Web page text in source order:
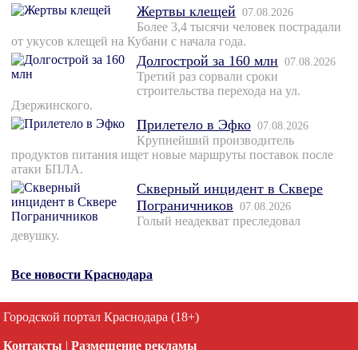
Жертвы клещей 07.08.2026
Более 3,4 тысячи человек пострадали
от укусов клещей на Кубани с начала года.
Долгострой за 160 млн 07.08.2026
Третий раз сорвали сроки
строительства перехода на ул.
Дзержинского.
Прилетело в Эфко 07.08.2026
Крупнейший производитель
продуктов питания ищет новые маршруты поставок после
атаки БПЛА.
Скверный инцидент в Сквере
Пограничников 07.08.2026
Голый неадекват преследовал
девушку.
Все новости Краснодара
Городской портал Краснодара (18+)
Контакты | Размещение рекламы